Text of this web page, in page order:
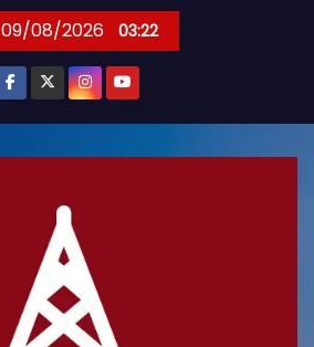
09/08/2026 03:22